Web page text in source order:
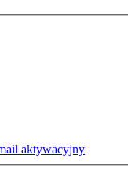
aktywacyjny